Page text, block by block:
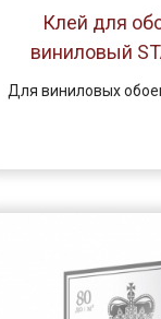
Клей для
виниловый
Для виниловых